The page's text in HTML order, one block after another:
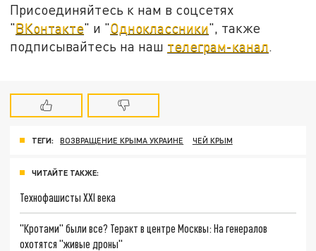
Присоединяйтесь к нам в соцсетях
"ВКонтакте" и "Одноклассники", также
подписывайтесь на наш телеграм-канал
ТЕГИ: ВОЗВРАЩЕНИЕ КРЫМА УКРАИНЕ ЧЕЙ КРЫМ
ЧИТАЙТЕ ТАКЖЕ:
Технофашисты XXI века
"Кротами" были все? Теракт в центре Москвы: На генералов
охотятся "живые дроны"